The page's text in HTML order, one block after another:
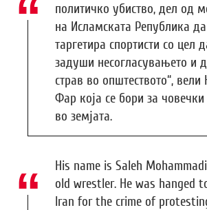
политичко убиство, дел од
на Исламската Република да
таргетира спортисти со цел
задуши несогласувањето и
страв во општеството“,
Фар која се бори за
во земјата.
His name is Saleh
old wrestler. He was hanged
Iran for the crime of